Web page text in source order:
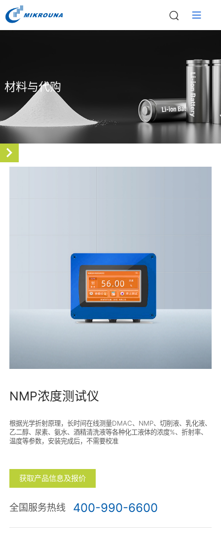
材料与代购
NMP浓度测试仪
根据光学折射原理，长时间在线测量DMAC、NMP、切削液、乳化液、
乙二醇、尿素、氨水、酒精清洗液等各种化工液体的浓度%、折射率、
温度等参数，安装完成后，不需要校准
获取产品信息及报价
全国服务热线 400-990-6600